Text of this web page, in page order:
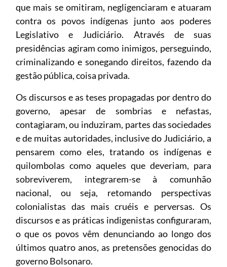
que mais se omitiram, negligenciaram e atuaram
contra os povos indígenas junto aos poderes
Legislativo e Judiciário. Através de suas
presidências agiram como inimigos, perseguindo,
criminalizando e sonegando direitos, fazendo da
gestão pública, coisa privada.
Os discursos e as teses propagadas por dentro do
governo, apesar de sombrias e nefastas,
contagiaram, ou induziram, partes das sociedades
e de muitas autoridades, inclusive do Judiciário, a
pensarem como eles, tratando os indígenas e
quilombolas como aqueles que deveriam, para
sobreviverem, integrarem-se à comunhão
nacional, ou seja, retomando perspectivas
colonialistas das mais cruéis e perversas. Os
discursos e as práticas indigenistas configuraram,
o que os povos vêm denunciando ao longo dos
últimos quatro anos, as pretensões genocidas do
governo Bolsonaro.